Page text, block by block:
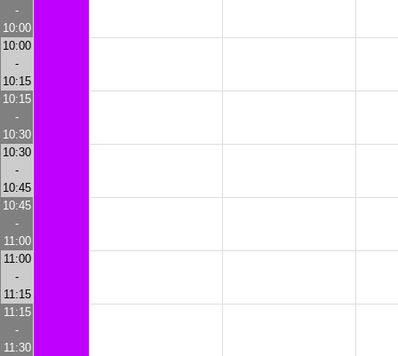
-
10:00
10:00
-
10:15
10:15
-
10:30
10:30
-
10:45
10:45
-
11:00
11:00
-
11:15
11:15
-
11:30